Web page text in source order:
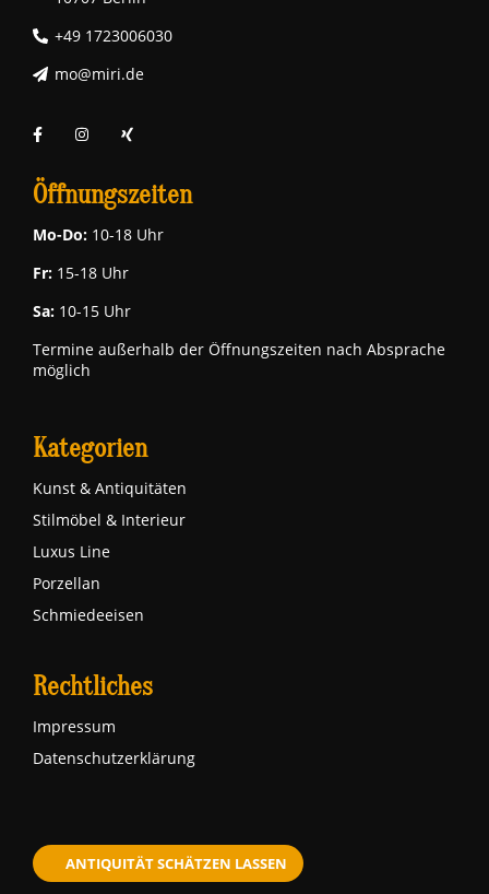
+49 1723006030
mo@miri.de
Öffnungszeiten
Mo-Do: 10-18 Uhr
Fr: 15-18 Uhr
Sa: 10-15 Uhr
Termine außerhalb der Öffnungszeiten nach Absprache
möglich
Kategorien
Kunst & Antiquitäten
Stilmöbel & Interieur
Luxus Line
Porzellan
Schmiedeeisen
Rechtliches
Impressum
Datenschutzerklärung
ANTIQUITÄT SCHÄTZEN LASSEN